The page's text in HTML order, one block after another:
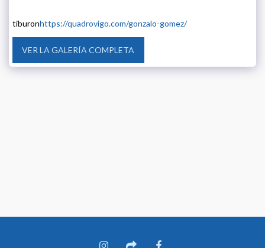
tiburonhttps://quadrovigo.com/gonzalo-gomez/
VER LA GALERÍA COMPLETA